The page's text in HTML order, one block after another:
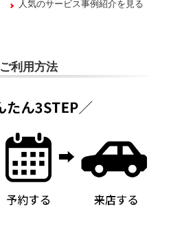
人気のサービス事例紹介を見る
ご利用方法